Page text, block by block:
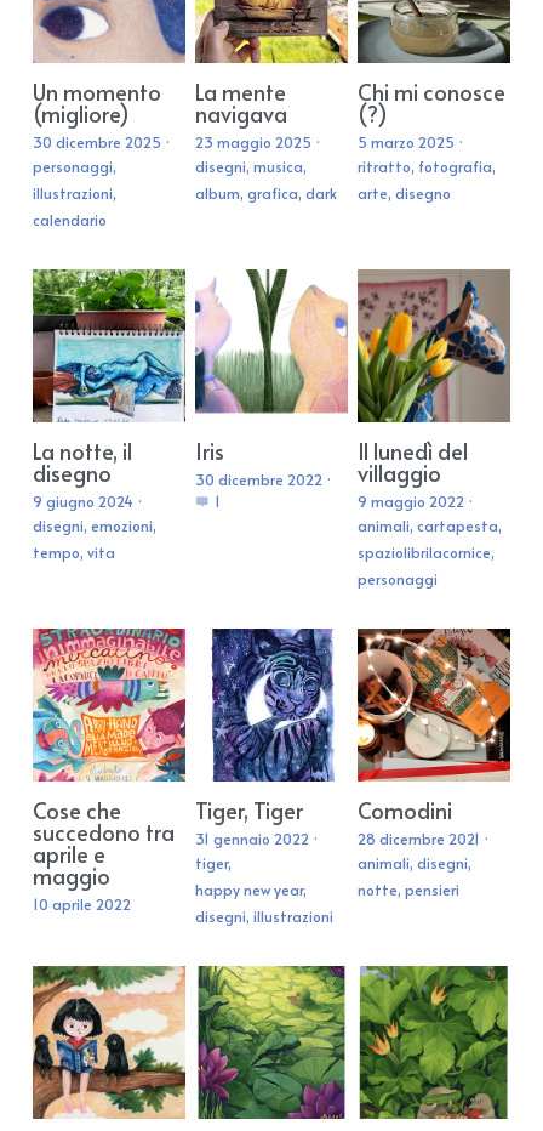
Un momento
(migliore)
30 dicembre 2025 ·
personaggi,
illustrazioni,
calendario
La mente
navigava
23 maggio 2025 ·
disegni, musica,
album, grafica, dark
Chi mi conosce
(?)
5 marzo 2025 ·
ritratto, fotografia,
arte, disegno
La notte, il
disegno
9 giugno 2024·
disegni, emozioni,
tempo, vita
Iris
30 dicembre 2022 ·
1
Il lunedì del
villaggio
9 maggio 2022 ·
animali, cartapesta,
spaziolibrilacornice,
personaggi
Cose che
succedono tra
aprile e
maggio
10 aprile 2022
Tiger, Tiger
31 gennaio 2022 ·
tiger,
happy new year,
disegni, illustrazioni
Comodini
28 dicembre 2021 ·
animali, disegni,
notte, pensieri